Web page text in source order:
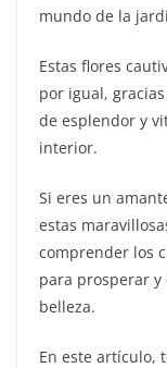
mundo de la
Estas flores
por igual,
de esplendor y
interior.
Si eres un
estas
comprender los
para prosperar
belleza.
En este artículo,